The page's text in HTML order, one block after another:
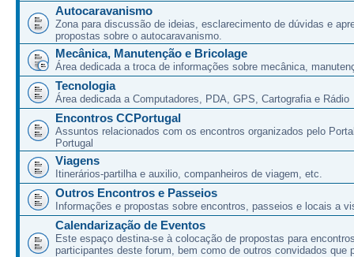
Autocaravanismo
Zona para discussão de ideias, esclarecimento de dúvidas e
propostas sobre o autocaravanismo.
Mecânica, Manutenção e Bricolage
Área dedicada a troca de informações sobre mecânica,
Tecnologia
Área dedicada a Computadores, PDA, GPS, Cartografia e Rádio
Encontros CCPortugal
Assuntos relacionados com os encontros organizados pelo
Portugal
Viagens
Itinerários-partilha e auxilio, companheiros de viagem, etc.
Outros Encontros e Passeios
Informações e propostas sobre encontros, passeios e locais a
Calendarização de Eventos
Este espaço destina-se à colocação de propostas para
participantes deste forum, bem como de outros convidados que